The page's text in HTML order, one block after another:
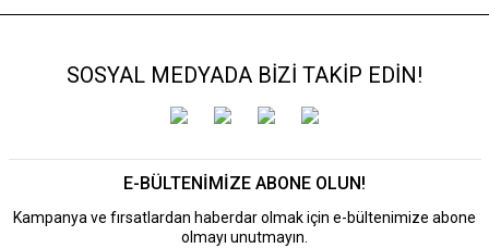
SOSYAL MEDYADA BİZİ TAKİP EDİN!
E-BÜLTENİMİZE ABONE OLUN!
Kampanya ve fırsatlardan haberdar olmak için e-bültenimize abone
olmayı unutmayın.